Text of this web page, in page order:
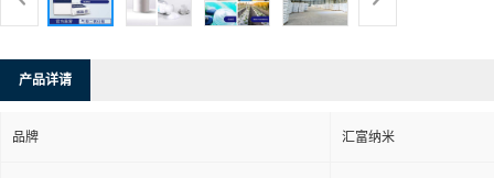
产品详请
品牌 汇富纳米